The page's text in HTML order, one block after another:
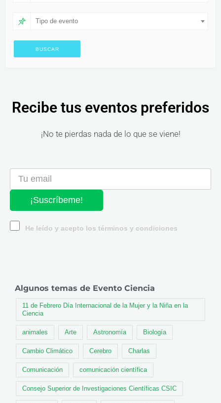
Tipo de evento
Recibe tus eventos preferidos
¡No te pierdas nada de lo que se viene!
¡Suscríbeme!
He leído y acepto los términos y condiciones
Algunos temas de Evento Ciencia
11 de Febrero Día Internacional de la Mujer y la Niña en la
Ciencia
animales Arte Astronomía Biología
Cambio Climático Cerebro Charlas
Comunicación comunicación científica
Consejo Superior de Investigaciones Científicas CSIC